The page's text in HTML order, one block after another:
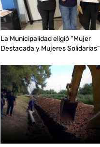
La Municipalidad eligió “Mujer
Destacada y Mujeres Solidarias”